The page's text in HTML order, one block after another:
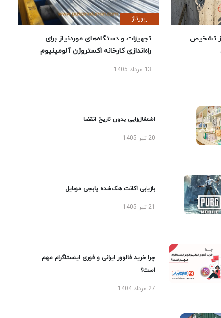
تشخیص
رپورتاژ
تجهیزات و دستگاه‌های موردنیاز برای
راه‌اندازی کارخانه اکستروژن آلومینیوم
13 مرداد 1405
اشتغال‌زایی بدون تاریخ انقضا
20 تیر 1405
بازیابی اکانت هک‌شده پابجی موبایل
چرا خرید فالوور ایرانی و فوری اینستاگرام مهم
است؟
27 مرداد 1404